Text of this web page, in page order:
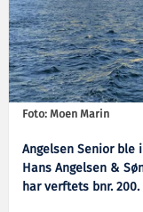
Foto: Moen Marin
Angelsen Senior ble
Hans Angelsen &
har verftets bnr.